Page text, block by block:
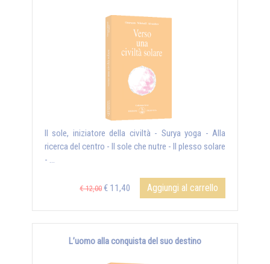
Il sole, iniziatore della civiltà - Surya yoga - Alla
ricerca del centro - Il sole che nutre - Il plesso solare
- ...
€ 12,00 € 11,40 Aggiungi al carrello
L’uomo alla conquista del suo destino